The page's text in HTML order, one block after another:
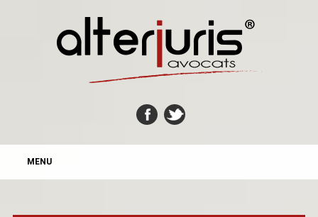
MAIN MENU
MENU